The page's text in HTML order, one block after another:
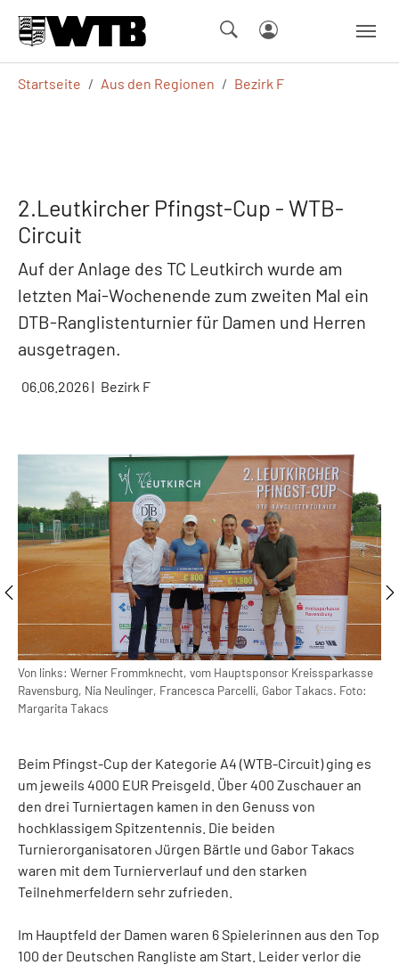
Startseite Aus den Regionen Bezirk F
2.Leutkircher Pfingst-Cup - WTB-
Circuit
Auf der Anlage des TC Leutkirch wurde am
letzten Mai-Wochenende zum zweiten Mal ein
DTB-Ranglistenturnier für Damen und Herren
ausgetragen.
06.06.2026| Bezirk F
Von links: Werner Frommknecht, vom Hauptsponsor Kreissparkasse
Ravensburg, Nia Neulinger, Francesca Parcelli, Gabor Takacs. Foto:
Margarita Takacs
Beim Pfingst-Cup der Kategorie A4 (WTB-Circuit) ging es
um jeweils 4000 EUR Preisgeld. Über 400 Zuschauer an
den drei Turniertagen kamen in den Genuss von
hochklassigem Spitzentennis. Die beiden
Turnierorganisatoren Jürgen Bärtle und Gabor Takacs
waren mit dem Turnierverlauf und den starken
Teilnehmerfeldern sehr zufrieden.
Im Hauptfeld der Damen waren 6 Spielerinnen aus den Top
100 der Deutschen Rangliste am Start. Leider verlor die